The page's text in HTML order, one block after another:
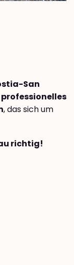
San
professionelles
, das sich um
richtig!